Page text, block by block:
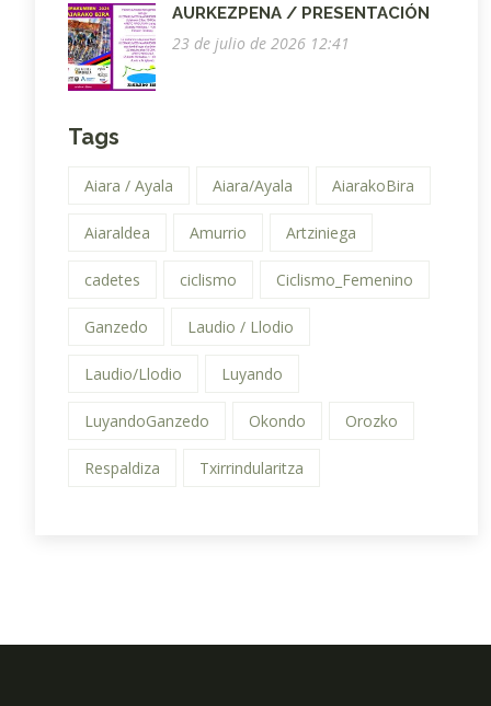
AURKEZPENA / PRESENTACIÓN
23 de julio de 2026 12:41
Tags
Aiara / Ayala Aiara/Ayala AiarakoBira
Aiaraldea Amurrio Artziniega
cadetes ciclismo Ciclismo_Femenino
Ganzedo Laudio / Llodio
Laudio/Llodio Luyando
LuyandoGanzedo Okondo Orozko
Respaldiza Txirrindularitza